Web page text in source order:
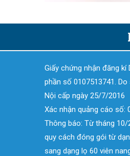
Giấy chứng nhận đăng kí
phần số 0107513741.
Nội cấp ngày 25/7/2016
Xác nhận quảng cáo số:
Thông báo: Từ tháng
quy cách đóng gói từ
sang dạng lọ 60 viên